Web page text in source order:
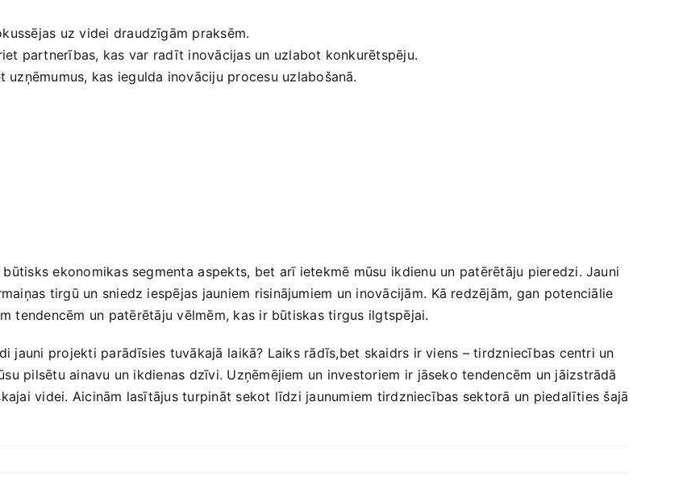
uz videi draudzīgām praksēm.
partnerības, kas​ var radīt⁢ inovācijas un uzlabot konkurētspēju.
uzņēmumus, kas iegulda inovāciju procesu uzlabošanā.
ekonomikas segmenta⁣ aspekts, ⁤bet arī ietekmē mūsu⁢ ikdienu un ⁣patērētāju pieredzi. Jauni
tirgū un sniedz iespējas jauniem risinājumiem un inovācijām. ⁤Kā redzējām, gan potenciālie
tendencēm un ⁣patērētāju vēlmēm, kas ir‍ būtiskas‌ tirgus ilgtspējai.​
jauni‍ projekti parādīsies tuvākajā⁣ laikā? Laiks rādīs,bet skaidrs ir viens – tirdzniecības centri un
pilsētu ‍ainavu un ikdienas dzīvi. Uzņēmējiem ​un investoriem ⁣ir‍ jāseko tendencēm un jāizstrādā⁣
videi. Aicinām lasītājus turpināt sekot līdzi jaunumiem tirdzniecības sektorā un piedalīties šajā